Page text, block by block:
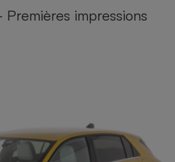
impressions